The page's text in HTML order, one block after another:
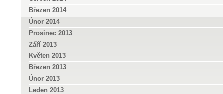
Březen 2014
Únor 2014
Prosinec 2013
Září 2013
Květen 2013
Březen 2013
Únor 2013
Leden 2013